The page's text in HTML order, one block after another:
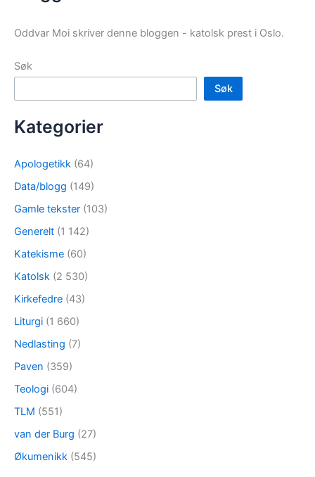
Oddvar Moi skriver denne bloggen - katolsk prest i Oslo.
Søk
Søk
Kategorier
Apologetikk (64)
Data/blogg (149)
Gamle tekster (103)
Generelt (1 142)
Katekisme (60)
Katolsk (2 530)
Kirkefedre (43)
Liturgi (1 660)
Nedlasting (7)
Paven (359)
Teologi (604)
TLM (551)
van der Burg (27)
Økumenikk (545)